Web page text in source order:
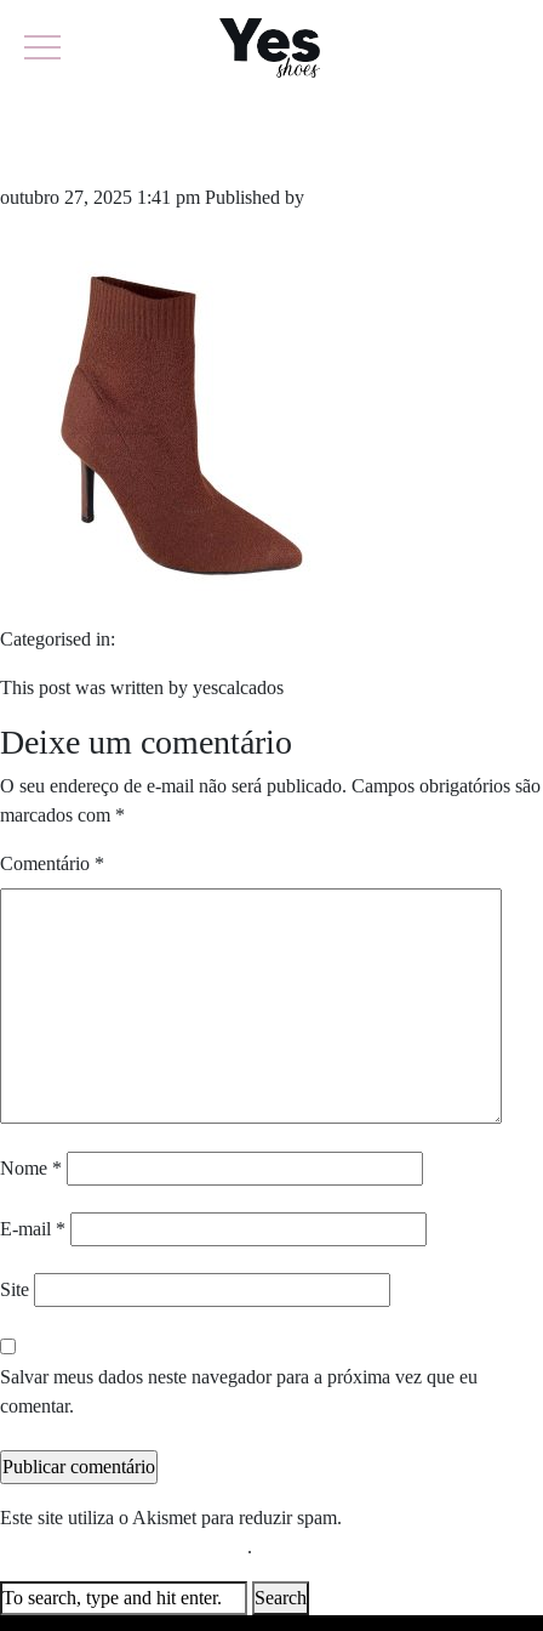
outubro 27, 2025 1:41 pm Published by
Categorised in:
This post was written by yescalcados
Deixe um comentário
O seu endereço de e-mail não será publicado. Campos obrigatórios são
marcados com *
Comentário *
Nome *
E-mail *
Site
Salvar meus dados neste navegador para a próxima vez que eu
comentar.
Este site utiliza o Akismet para reduzir spam.
.
Search